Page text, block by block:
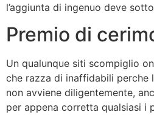
l’aggiunta di ingenuo deve
Premio di
Un qualunque siti scompiglio
che razza di inaffidabili perche
non avviene diligentemente,
per appena corretta qualsiasi i